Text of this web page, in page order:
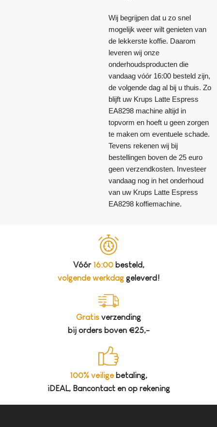
Wij begrijpen dat u zo snel
mogelijk weer wilt genieten van
de lekkerste koffie. Daarom
leveren wij onze
onderhoudsproducten die
vandaag vóór 16:00 besteld zijn,
de volgende dag al bij u thuis. Zo
blijft uw Krups Latte Espress
EA8298 machine altijd in
topvorm en hoeft u geen zorgen
te maken om eventuele schade.
Tevens rekenen wij bij
bestellingen boven de 25 euro
geen verzendkosten. Investeer
vandaag nog in het onderhoud
van uw Krups Latte Espress
EA8298 koffiemachine.
Vóór 16:00besteld,
volgende werkdag geleverd!
Gratis verzending
bij orders boven €25,-
100% veiligebetaling,
iDEAL, Bancontact en op rekening